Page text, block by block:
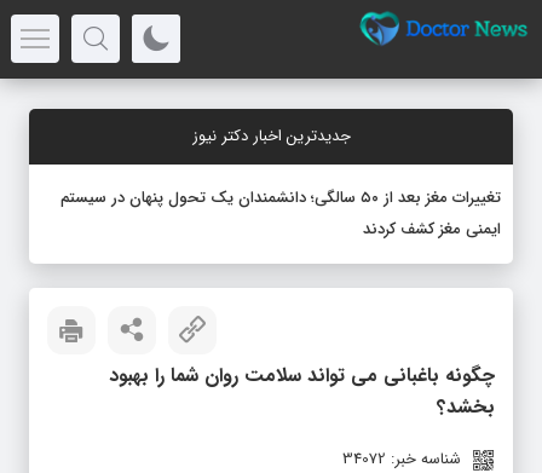
جدیدترین اخبار دکتر نیوز
تغییرات مغز بعد از ۵۰ سالگی؛ دانشمندان یک تحول پنهان در سیستم
ایمنی مغز کشف کردند
چگونه باغبانی می‌ تواند سلامت روان شما را بهبود
بخشد؟
شناسه خبر: 34072